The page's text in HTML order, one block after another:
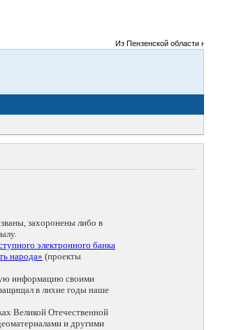
Из Пензенской области на
захоронены либо в
электронного банка
народа» (проекты
информацию своими
в лихие годы наше
Великой Отечественной
и другими